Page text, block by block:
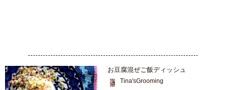
お豆腐混ぜご飯ディッシュ
Tina'sGrooming